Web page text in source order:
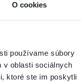
O cookies
používame súbory
v oblasti sociálnych
ktoré ste im poskytli